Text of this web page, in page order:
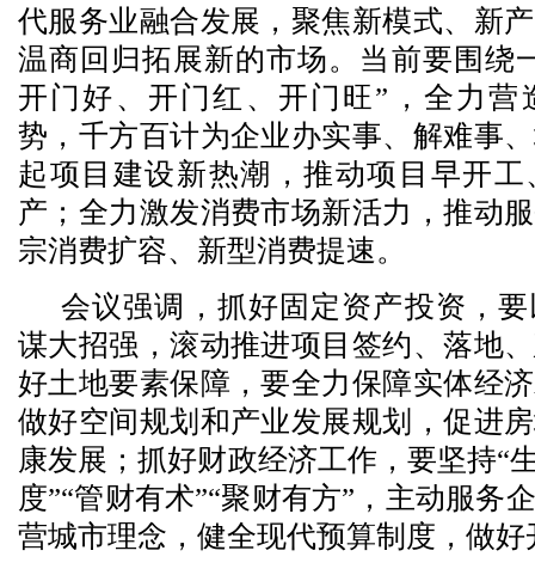
代服务业融合发展，聚焦新模式、新
温商回归拓展新的市场。当前要围绕
开门好、开门红、开门旺”，全力营
势，千方百计为企业办实事、解难事
起项目建设新热潮，推动项目早开
产；全力激发消费市场新活力，推动
宗消费扩容、新型消费提速。
会议强调，抓好固定资产投资，
谋大招强，滚动推进项目签约、落地
好土地要素保障，要全力保障实体经
做好空间规划和产业发展规划，促进
康发展；抓好财政经济工作，要坚持“
度”“管财有术”“聚财有方”，主动服务
营城市理念，健全现代预算制度，做